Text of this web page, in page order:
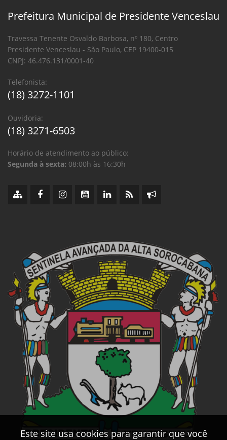
Este site usa cookies para garantir que você
Prefeitura Municipal de Presidente Venceslau
Travessa Tenente Osvaldo Barbosa, nº 180, Centro
Presidente Venceslau - São Paulo, CEP 19400-015
CNPJ: 46.476.131/0001-40
Telefonista:
(18) 3272-1101
Ouvidoria:
(18) 3271-6503
Horário de atendimento ao público:
Segunda à sexta: 08:00h às 16:30h